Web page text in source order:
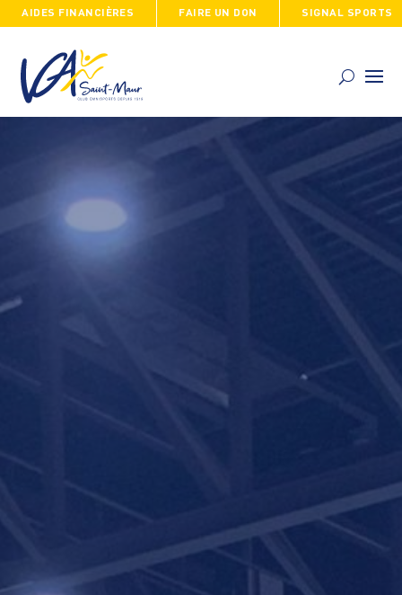
AIDES FINANCIÈRES FAIRE UN DON SIGNAL SPORTS